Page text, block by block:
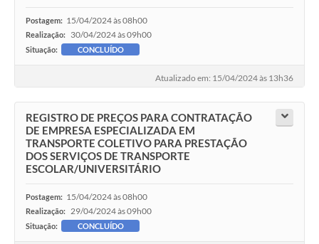
Postagem: 15/04/2024 às 08h00
Realização: 30/04/2024 às 09h00
Situação: CONCLUÍDO
Atualizado em: 15/04/2024 às 13h36
REGISTRO DE PREÇOS PARA CONTRATAÇÃO
DE EMPRESA ESPECIALIZADA EM
TRANSPORTE COLETIVO PARA PRESTAÇÃO
DOS SERVIÇOS DE TRANSPORTE
ESCOLAR/UNIVERSITÁRIO
Postagem: 15/04/2024 às 08h00
Realização: 29/04/2024 às 09h00
Situação: CONCLUÍDO